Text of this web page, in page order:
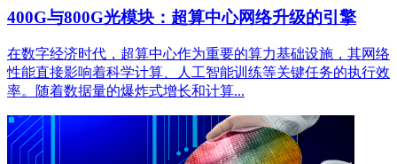
400G与800G光模块：超算中心网络升级的引擎
在数字经济时代，超算中心作为重要的算力基础设施，其网络
性能直接影响着科学计算、人工智能训练等关键任务的执行效
率。随着数据量的爆炸式增长和计算...